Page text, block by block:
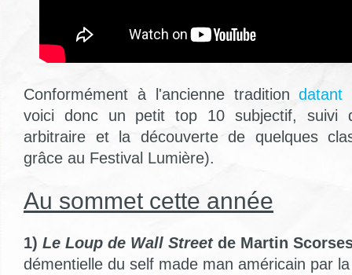
Conformément à l'ancienne traditiondatant
voici donc un petit top 10 subjectif, suivi
arbitraire et la découverte de quelques
grâce au Festival Lumière).
Au sommet cette année
1) Le Loup de Wall Street de Martin
démentielle du self made man américain par